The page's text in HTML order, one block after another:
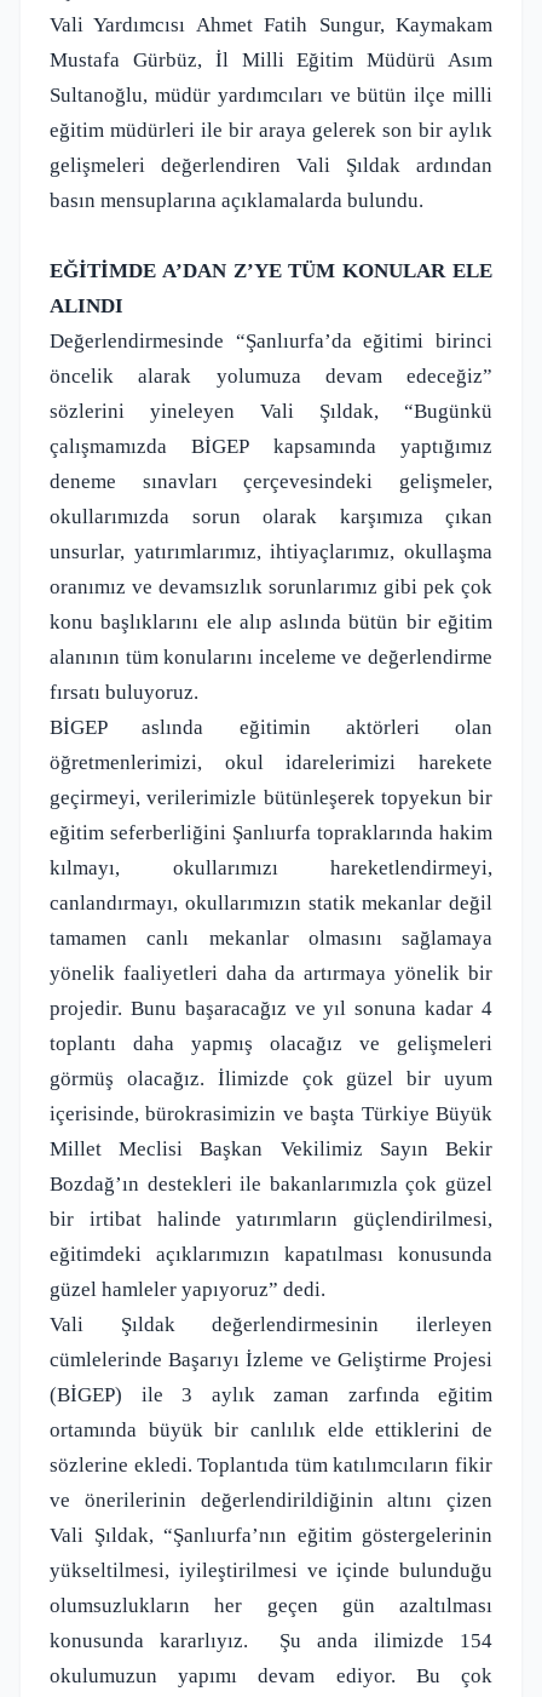
Vali Yardımcısı Ahmet Fatih Sungur, Kaymakam
Mustafa Gürbüz, İl Milli Eğitim Müdürü Asım
Sultanoğlu, müdür yardımcıları ve bütün ilçe milli
eğitim müdürleri ile bir araya gelerek son bir aylık
gelişmeleri değerlendiren Vali Şıldak ardından
basın mensuplarına açıklamalarda bulundu.
EĞİTİMDE A’DAN Z’YE TÜM KONULAR ELE
ALINDI
Değerlendirmesinde “Şanlıurfa’da eğitimi birinci
öncelik alarak yolumuza devam edeceğiz”
sözlerini yineleyen Vali Şıldak, “Bugünkü
çalışmamızda BİGEP kapsamında yaptığımız
deneme sınavları çerçevesindeki gelişmeler,
okullarımızda sorun olarak karşımıza çıkan
unsurlar, yatırımlarımız, ihtiyaçlarımız, okullaşma
oranımız ve devamsızlık sorunlarımız gibi pek çok
konu başlıklarını ele alıp aslında bütün bir eğitim
alanının tüm konularını inceleme ve değerlendirme
fırsatı buluyoruz.
BİGEP aslında eğitimin aktörleri olan
öğretmenlerimizi, okul idarelerimizi harekete
geçirmeyi, verilerimizle bütünleşerek topyekun bir
eğitim seferberliğini Şanlıurfa topraklarında hakim
kılmayı, okullarımızı hareketlendirmeyi,
canlandırmayı, okullarımızın statik mekanlar değil
tamamen canlı mekanlar olmasını sağlamaya
yönelik faaliyetleri daha da artırmaya yönelik bir
projedir. Bunu başaracağız ve yıl sonuna kadar 4
toplantı daha yapmış olacağız ve gelişmeleri
görmüş olacağız. İlimizde çok güzel bir uyum
içerisinde, bürokrasimizin ve başta Türkiye Büyük
Millet Meclisi Başkan Vekilimiz Sayın Bekir
Bozdağ’ın destekleri ile bakanlarımızla çok güzel
bir irtibat halinde yatırımların güçlendirilmesi,
eğitimdeki açıklarımızın kapatılması konusunda
güzel hamleler yapıyoruz” dedi.
Vali Şıldak değerlendirmesinin ilerleyen
cümlelerinde Başarıyı İzleme ve Geliştirme Projesi
(BİGEP) ile 3 aylık zaman zarfında eğitim
ortamında büyük bir canlılık elde ettiklerini de
sözlerine ekledi. Toplantıda tüm katılımcıların fikir
ve önerilerinin değerlendirildiğinin altını çizen
Vali Şıldak, “Şanlıurfa’nın eğitim göstergelerinin
yükseltilmesi, iyileştirilmesi ve içinde bulunduğu
olumsuzlukların her geçen gün azaltılması
konusunda kararlıyız.
Şu anda ilimizde 154
okulumuzun yapımı devam ediyor. Bu çok